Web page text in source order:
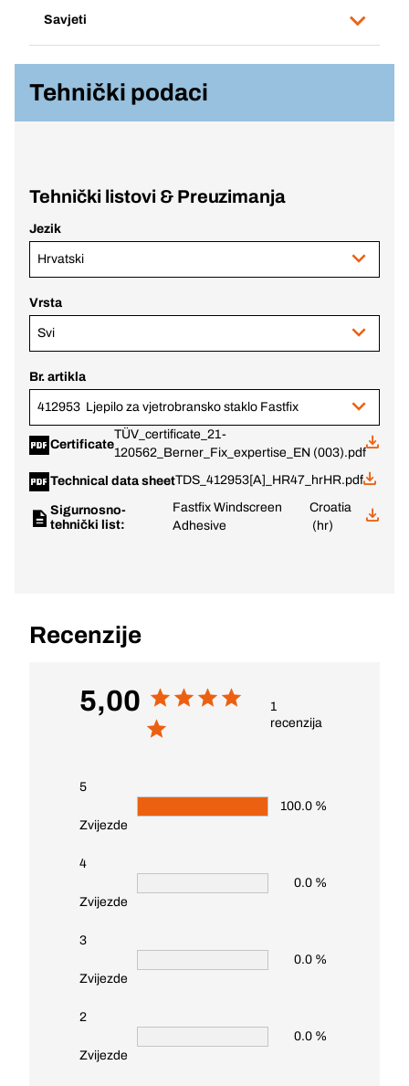
Savjeti
Tehnički podaci
Tehnički listovi & Preuzimanja
Jezik
Hrvatski
Vrsta
Svi
Br. artikla
412953 Ljepilo za vjetrobransko staklo Fastfix
Certificate
TÜV_certificate_21-
120562_Berner_Fix_expertise_EN (003).pdf
Technical data sheetTDS_412953[A]_HR47_hrHR.pdf
Sigurnosno-
tehnički list:
Fastfix Windscreen
Adhesive
Croatia
(hr)
Recenzije
5,00
1
recenzija
5
Zvijezde
100.0 %
4
Zvijezde
0.0 %
3
Zvijezde
0.0 %
2
Zvijezde
0.0 %